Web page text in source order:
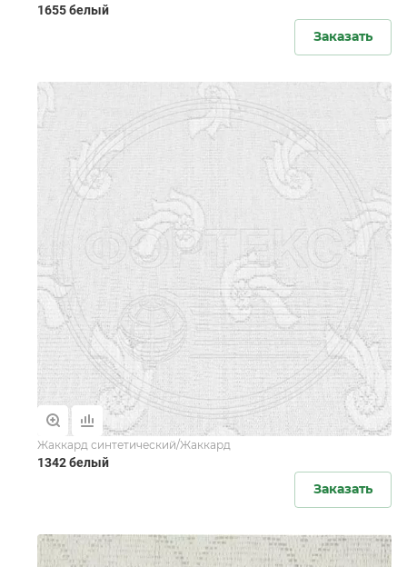
1655 белый
Заказать
Жаккард синтетический/Жаккард
1342 белый
Заказать